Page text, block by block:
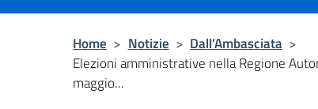
Home > Notizie > Dall’Ambasciata >
Elezioni amministrative nella Regione
maggio...